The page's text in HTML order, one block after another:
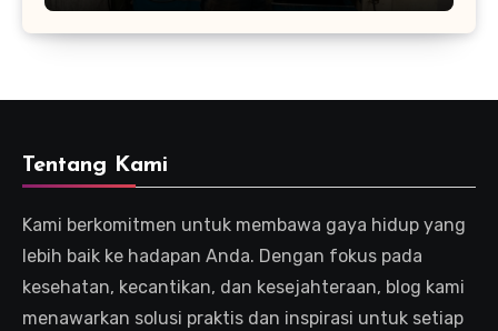
Tentang Kami
Kami berkomitmen untuk membawa gaya hidup yang
lebih baik ke hadapan Anda. Dengan fokus pada
kesehatan, kecantikan, dan kesejahteraan, blog kami
menawarkan solusi praktis dan inspirasi untuk setiap